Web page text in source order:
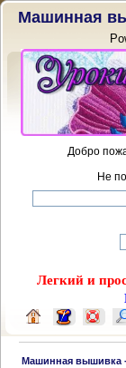
Машинная
Добро
Не
Легкий и
Машинная вышивка